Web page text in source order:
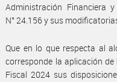
Administración Financiera
N° 24.156 y sus
Que en lo que respecta al
corresponde la aplicación
Fiscal 2024 sus